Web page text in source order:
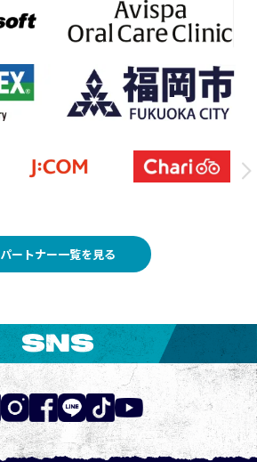
パートナー一覧を見る
SNS